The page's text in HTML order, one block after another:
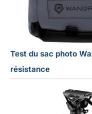
Test du sac photo
résistance